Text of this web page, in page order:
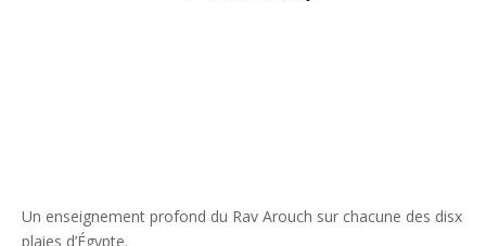
Un enseignement profond du Rav Arouch sur chacune des disx
plaies d’Égypte.